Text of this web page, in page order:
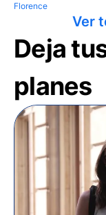
Florence
Ver
Deja
planes